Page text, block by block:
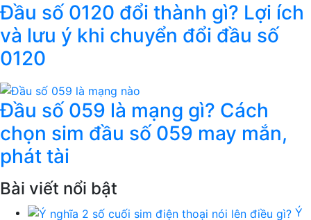
Đầu số 0120 đổi thành gì? Lợi ích
và lưu ý khi chuyển đổi đầu số
0120
Đầu số 059 là mạng gì? Cách
chọn sim đầu số 059 may mắn,
phát tài
Bài viết nổi bật
Ý